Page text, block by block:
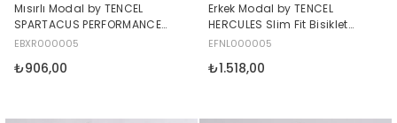
Mısırlı Modal by TENCEL
SPARTACUS PERFORMANCE
Long Boxer Mavi Lastikli
EBXR000005
₺906,00
Erkek Modal by TENCEL
HERCULES Slim Fit Bisiklet
Yaka Uzun Kollu Fanila
EFNL000005
₺1.518,00